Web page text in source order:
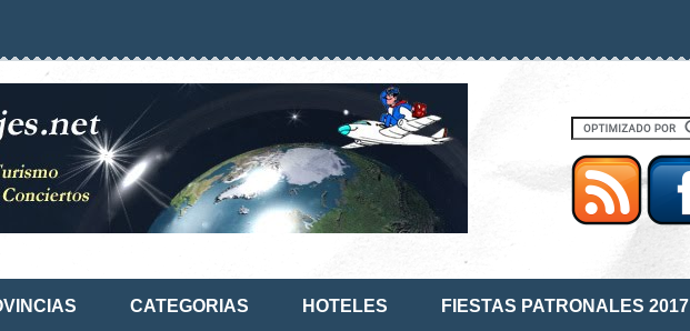
CATEGORIAS HOTELES FIESTAS PATRONALES 2017